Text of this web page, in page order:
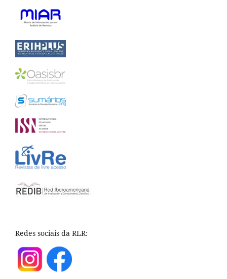
Redes sociais da RLR: